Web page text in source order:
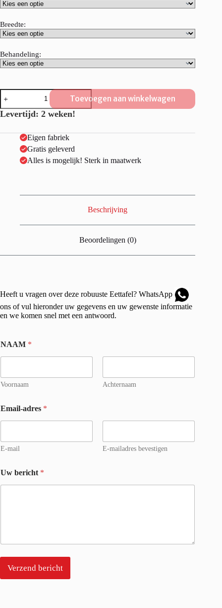
Breedte:
Behandeling:
Steigerhouten
Eettafel
"Overijssel"
industrieel
Toevoegen aan winkelwagen
Levertijd: 2 weken!
Eigen fabriek
Gratis geleverd
Alles is mogelijk! Sterk in maatwerk
Beschrijving
Beoordelingen (0)
Heeft u vragen over deze robuuste Eettafel? WhatsApp
ons of vul hieronder uw gegevens en uw gewenste informatie
en we komen snel met een antwoord.
NAAM *
Voornaam Achternaam
Email-adres *
E-mail E-mailadres bevestigen
Uw bericht *
Verzend bericht